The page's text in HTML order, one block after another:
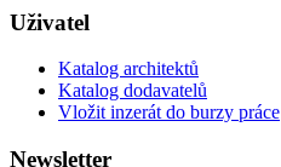
Uživatel
Katalog architektů
Katalog dodavatelů
Vložit inzerát do burzy práce
Newsletter